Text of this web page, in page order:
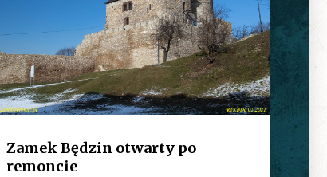
Zamek Będzin otwarty po
remoncie